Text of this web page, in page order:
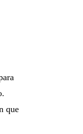
que